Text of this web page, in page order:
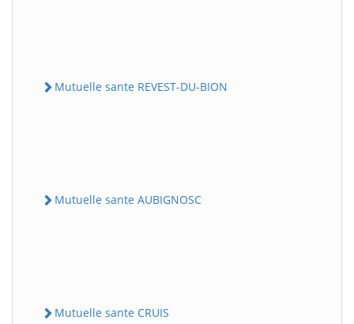
Mutuelle sante REVEST-DU-BION
Mutuelle sante AUBIGNOSC
Mutuelle sante CRUIS